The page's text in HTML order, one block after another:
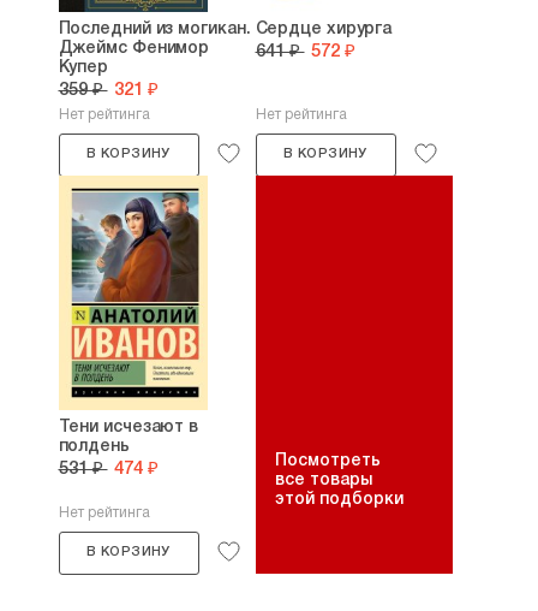
Последний из могикан.
Джеймс Фенимор
Купер
359 ₽ 321 ₽
Нет рейтинга
В КОРЗИНУ
Сердце хирурга
641 ₽ 572 ₽
Нет рейтинга
В КОРЗИНУ
Тени исчезают в
полдень
531 ₽ 474 ₽
Нет рейтинга
В КОРЗИНУ
Посмотреть
все товары
этой подборки